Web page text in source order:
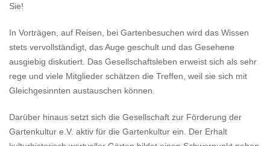
Sie!
In Vorträgen, auf Reisen, bei Gartenbesuchen wird das Wissen
stets vervollständigt, das Auge geschult und das Gesehene
ausgiebig diskutiert. Das Gesellschaftsleben erweist sich als sehr
rege und viele Mitglieder schätzen die Treffen, weil sie sich mit
Gleichgesinnten austauschen können.
Darüber hinaus setzt sich die Gesellschaft zur Förderung der
Gartenkultur e.V. aktiv für die Gartenkultur ein. Der Erhalt